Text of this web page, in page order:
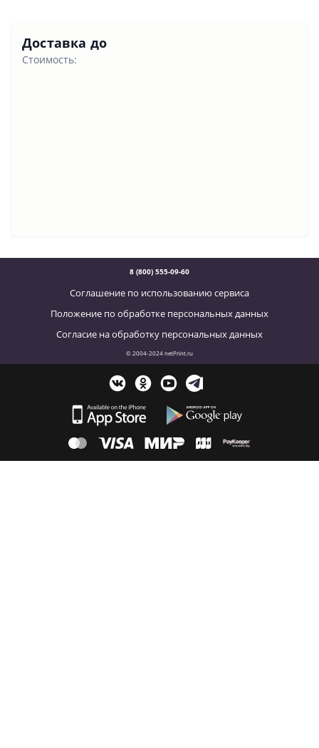
Доставка до
Стоимость:
8 (800) 555-09-60
Соглашение по использованию сервиса
Положение по обработке персональных данных
Согласие на обработку персональных данных
© 2004-2024 netPrint.ru